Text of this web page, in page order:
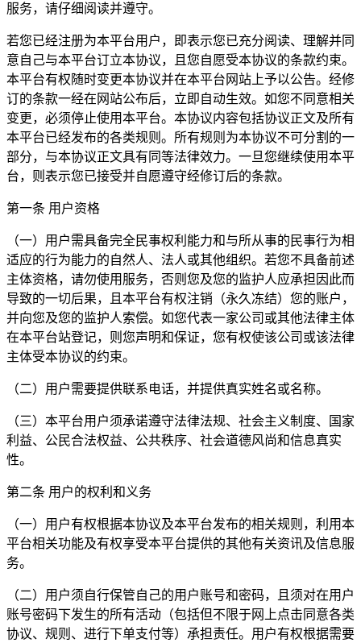
服务，请仔细阅读并遵守。
若您已经注册为本平台用户，即表示您已充分阅读、理解并同
意自己与本平台订立本协议，且您自愿受本协议的条款约束。
本平台有权随时变更本协议并在本平台网站上予以公告。经修
订的条款一经在网站公布后，立即自动生效。如您不同意相关
变更，必须停止使用本平台。本协议内容包括协议正文及所有
本平台已经发布的各类规则。所有规则为本协议不可分割的一
部分，与本协议正文具有同等法律效力。一旦您继续使用本平
台，则表示您已接受并自愿遵守经修订后的条款。
第一条 用户资格
（一）用户需具备完全民事权利能力和与所从事的民事行为相
适应的行为能力的自然人、法人或其他组织。若您不具备前述
主体资格，请勿使用服务，否则您及您的监护人应承担因此而
导致的一切后果，且本平台有权注销（永久冻结）您的账户，
并向您及您的监护人索偿。如您代表一家公司或其他法律主体
在本平台站登记，则您声明和保证，您有权使该公司或该法律
主体受本协议的约束。
（二）用户需要提供联系电话，并提供真实姓名或名称。
（三）本平台用户须承诺遵守法律法规、社会主义制度、国家
利益、公民合法权益、公共秩序、社会道德风尚和信息真实
性。
第二条 用户的权利和义务
（一）用户有权根据本协议及本平台发布的相关规则，利用本
平台相关功能及有权享受本平台提供的其他有关资讯及信息服
务。
（二）用户须自行保管自己的用户账号和密码，且须对在用户
账号密码下发生的所有活动（包括但不限于网上点击同意各类
协议、规则、进行下单支付等）承担责任。用户有权根据需要